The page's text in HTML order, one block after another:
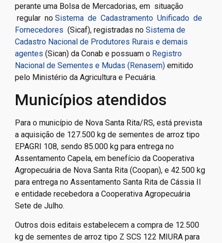
perante uma Bolsa de Mercadorias, em situação
regular no Sistema de Cadastramento Unificado de
Fornecedores (Sicaf), registradas no Sistema de
Cadastro Nacional de Produtores Rurais e demais
agentes (Sican) da Conab e possuam o Registro
Nacional de Sementes e Mudas (Renasem) emitido
pelo Ministério da Agricultura e Pecuária.
Municípios atendidos
Para o município de Nova Santa Rita/RS, está prevista
a aquisição de 127.500 kg de sementes de arroz tipo
EPAGRI 108, sendo 85.000 kg para entrega no
Assentamento Capela, em benefício da Cooperativa
Agropecuária de Nova Santa Rita (Coopan), e 42.500 kg
para entrega no Assentamento Santa Rita de Cássia II
e entidade recebedora a Cooperativa Agropecuária
Sete de Julho.
Outros dois editais estabelecem a compra de 12.500
kg de sementes de arroz tipo Z SCS 122 MIURA para